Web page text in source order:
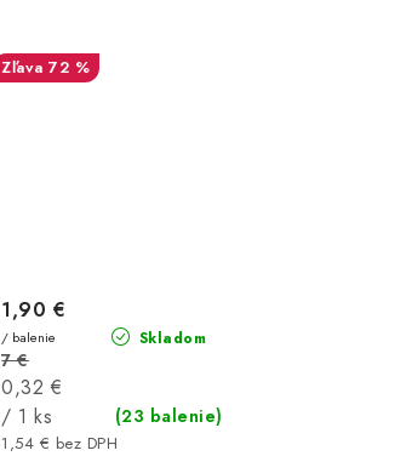
72 %
Skladom
(23 balenie)
1,54 € bez DPH
1,90 €
/ balenie
7 €
Jednotková
cena:
0,32 €
/ 1 ks